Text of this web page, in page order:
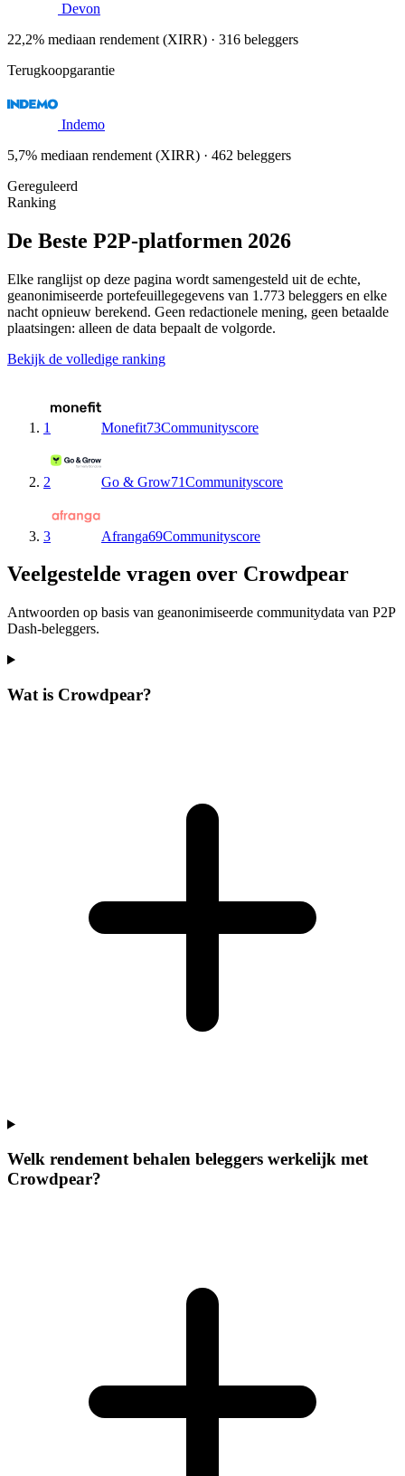
Devon
22,2% mediaan rendement (XIRR) · 316 beleggers
Terugkoopgarantie
Indemo
5,7% mediaan rendement (XIRR) · 462 beleggers
Gereguleerd
Ranking
De Beste P2P-platformen 2026
Elke ranglijst op deze pagina wordt samengesteld uit de echte,
geanonimiseerde portefeuillegegevens van 1.773 beleggers en elke
nacht opnieuw berekend. Geen redactionele mening, geen betaalde
plaatsingen: alleen de data bepaalt de volgorde.
Bekijk de volledige ranking
1 Monefit73Communityscore
2 Go & Grow71Communityscore
3 Afranga69Communityscore
Veelgestelde vragen over Crowdpear
Antwoorden op basis van geanonimiseerde communitydata van P2P
Dash-beleggers.
Wat is Crowdpear?
Welk rendement behalen beleggers werkelijk met
Crowdpear?